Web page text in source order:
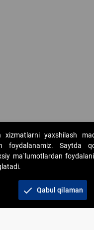
2026. "Elektron onlayn-
huquqlar himoyalangan
xizmatlarni yaxshilash
foydalanamiz. Saytda
ma`lumotlardan
check Qabul qilaman